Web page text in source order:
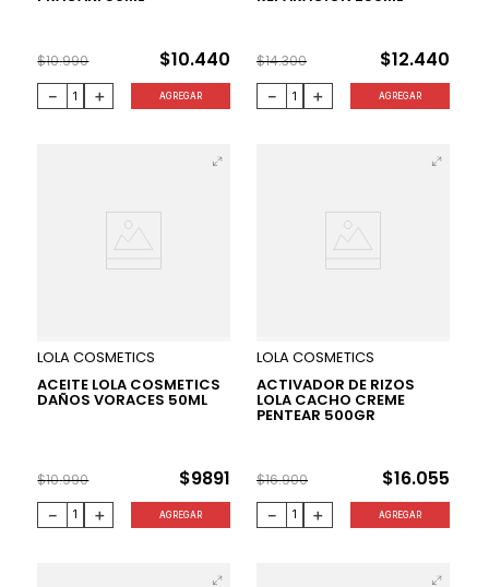
$10.990 $10.440
＋
－ AGREGAR
$14.300 $12.440
＋
－ AGREGAR
LOLA COSMETICS
ACEITE LOLA COSMETICS
DAÑOS VORACES 50ML
$10.990 $9891
＋
－ AGREGAR
LOLA COSMETICS
ACTIVADOR DE RIZOS
LOLA CACHO CREME
PENTEAR 500GR
$16.900 $16.055
＋
－ AGREGAR